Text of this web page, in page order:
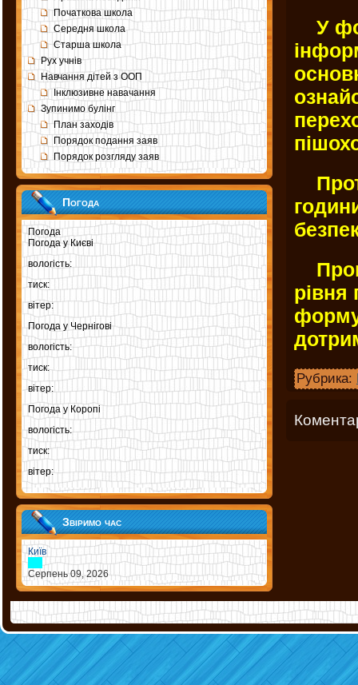
Початкова школа
Середня школа
Старша школа
Рух учнів
Навчання дітей з ООП
Інклюзивне навачання
Зупинимо булінг
План заходів
Порядок подання заяв
Порядок розгляду заяв
Погода
Погода
Погода у Києві
вологість:
тиск:
вітер:
Погода у Чернігові
вологість:
тиск:
вітер:
Погода у Коропі
вологість:
тиск:
вітер:
Звіримо час
Київ
Серпень 09, 2026
У
рівня
Рубрика: